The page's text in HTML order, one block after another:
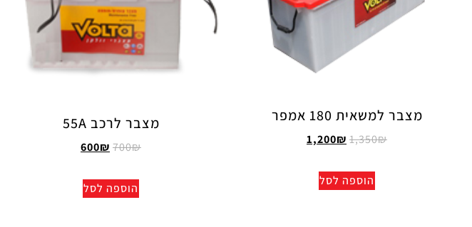
מצבר למשאית 180 אמפר
1,350₪
1,200₪
הוספה לסל
מצבר לרכב 55A
700₪
600₪
הוספה לסל